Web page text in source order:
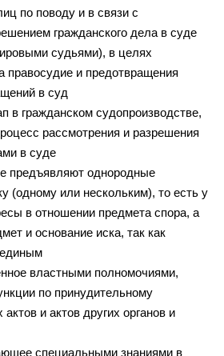
по поводу и в связи с
гражданского дела в суде
судьями), в целях
правосудие и предотвращения
в суд
в гражданском судопроизводстве,
рассмотрения и разрешения
в суде
предъявляют однородные
(одному или нескольким), то есть у
в отношении предмета спора, а
и основание иска, так как
властными полномочиями,
по принудительному
и актов других органов и
специальными знаниями в